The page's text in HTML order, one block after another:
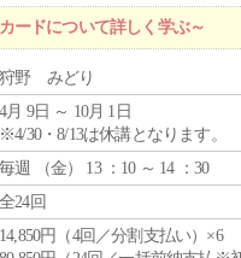
ードについて詳しく学ぶ～
狩野 みどり
4月 9日 ～ 10月 1日
※4/30・8/13は休講となります。
毎週 （金） 13 ：10 ～ 14 ：30
全24回
14,850円（4回／分割支払い）×6